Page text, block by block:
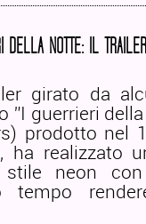
DELLA NOTTE: IL
girato da
”I guerrieri
prodotto nel
ha realizzato
neon
tempo